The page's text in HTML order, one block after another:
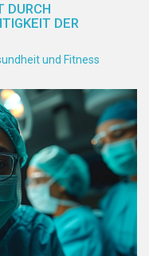
DURCH
DER
und Fitness